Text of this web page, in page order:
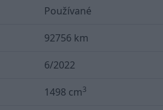
Používané
92756 km
6/2022
1498 cm3